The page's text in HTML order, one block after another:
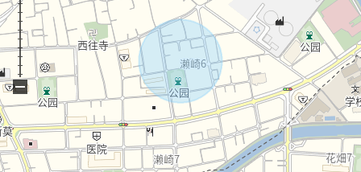
[其他]室内干洗，白蚁点检
■ 在找想要的家方面给予帮助的━━━━━・・・
房源的详细、需讨论是如有意向，请跟我们联系。
−